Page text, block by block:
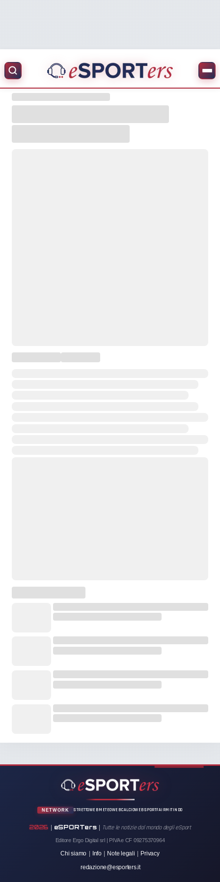
NETWORK STRETTOWEBMETEOWEBCALCIOWEBSPORTFAIRMITINDO
2026 | eSPORTers | Tutte le notizie dal mondo degli eSport
Editore Ergo Digital srl | PIVA e CF 09275370964
Chi siamo Info Note legali
Privacy
redazione@esporters.it